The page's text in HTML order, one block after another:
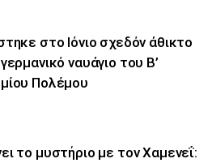
στο Ιόνιο σχεδόν άθικτο
ναυάγιο του Β’
Πολέμου
το μυστήριο με τον Χαμενεΐ: